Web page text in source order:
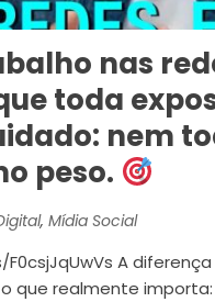
nas
toda
nem
peso.
, Mídia Social
A
que realmente